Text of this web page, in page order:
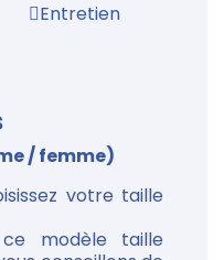
Entretien
/ femme)
votre taille
modèle taille